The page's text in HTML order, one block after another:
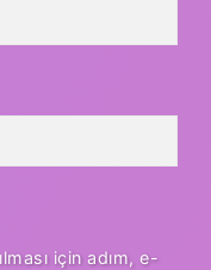
için adım, e-